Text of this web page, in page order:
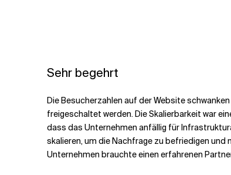
Sehr begehrt
Die Besucherzahlen auf der Website
freigeschaltet werden. Die Skalierbarkeit war
dass das Unternehmen anfällig für
skalieren, um die Nachfrage zu befriedigen
Unternehmen brauchte einen erfahrenen